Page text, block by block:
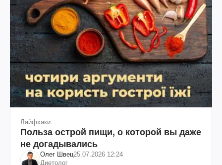
Лайфхаки
Польза острой пищи, о которой вы даже
не догадывались
Олег Швец25.07.2026 12:24
Диетолог